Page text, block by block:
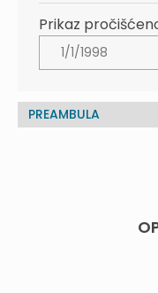
Prikaz
PREAMBULA